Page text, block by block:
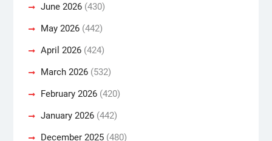
June 2026(430)
May 2026(442)
April 2026(424)
March 2026(532)
February 2026(420)
January 2026(442)
December 2025(480)